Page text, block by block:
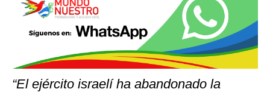
“El ejército israelí ha abandonado la